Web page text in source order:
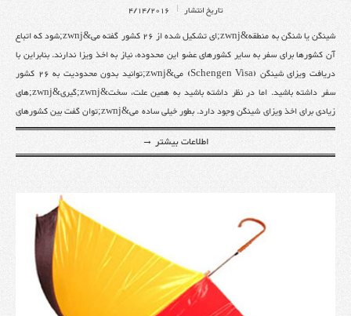
تاریخ انتشار 4/14/2016
شینگن یا شنگن به منطقه&zwnj;ای تشکیل شده از 26 کشور گفته می&zwnj;شود که اتباع آن کشورها برای سفر به سایر کشورهای عضو این محدوده، نیاز به اخذ ویزا ندارند. بنابراین با دریافت ویزای شینگن (Schengen Visa) می&zwnj;توانید بدون محدودیت به 26 کشور سفر داشته باشید. اما در نظر داشته باشید به همین علت، سخت&zwnj;گیری&zwnj;های زیادی برای اخذ ویزای شینگن وجود دارد. بطور خیلی ساده می&zwnj;توان گفت بین کشورهای عضو شنگن، هیچ مرزی وجود ندارد و همگی در یک منطقه واحد قرار دارند. در ادامه به توضیح مفصل ویزای شینگن و مدارک لازم برای اخذ ویزای شنگن می&zwnj;پردازیم.کشورهای شامل شینگن، شامل 26 کشور می&zwnj;شوند:آلمان،اتریش،فرانسه، ایتالیا، اسپانیا، پرتغال، هلند، بلژیک، لوکزامبورگ، سوئد، نروژ، فنلاند، دانمارک، لیتوانی، لتونی، لهستان، مجارستان، استونی، اسلواکی، اسلوانی، چک، ایسلند، مالت، یونان، لیختن اشتاین و سوئیس.ساکنین و اتباع برخی کشورها نیازی به اخذ ویزای شینگن ندارند، از جمله : کشورهای قاره آمریکا (غیر از چند کشور معدود مثل کلمبیا، پرو، بولیوی و&hellip;) و ساکنین و اتباع قاره استرالیا و کشورهای ژاپن،کره جنوبی و مالزی نیازی به گرفتن ویزای شینگن ندارند و می&zwnj;توانند به مدت حداکثر ۹۰ روز به این کشورها وارد و یا خارج شوند.تاریخچه ویزای شینگنبا اینکه شروع پیمان شینگن از سال 1985 بود، اما اتفاقاتی که از حدود سی سال قبل و در اواخر دهه 60 میلادی رخ دادند، باعث شکل&zwnj;گیری ایده اصلی تشکیل یک پیمان شدند که حالا نزدیک به 20% از کشورهای جهان در آن عضو هستند. برای اطلاعات بیشتر به صفحه تاریخچه ویزای شینگن مراجعه نمائید.انوع ویزای شینگنبطور کلی، ویزای شینگن به 3 دسته تقسیم می&zwnj;شود و هرکدام از آنها دارای زیرمجموعه&zwnj;هایی هستند. در ادامه به معرفی انواع ویزای شنگن می&zwnj;پردازیم و توضیح می&zwnj;دهیم کدام یک از آنها برای ایرانیان، بهترین گزینه محسوب می&zwnj;شود.1. ویزای اتحادیه شینگناغلب ویزاهای صادر شده از نوع ویزای اتحادیه شنگن (Uniform Schengen Visa) می&zwnj;باشد که به اختصار بصورت USV نوشته می&zwnj;شود و به آن ویزای گرشگری اروپا نیز می&zwnj;گویند. داشتن این نوع از ویزای شینگن، مجاز خواهید بود تا حداکثر 90 روز با فاصله زمانی هر 6 ماه، در کشورهای عضو، اقامت داشته باشید. این تاریخ از زمانی که وارد اولین کشور شینگن شوید، محاسبه می&zwnj;شود. ویزای اتحادیه شینگن با توجه به مقصود متقاضیان از سفر به کشورهای شنگن، به سه زیرمحموعه تقسیم می&zwnj;شود.ویزای شینگن نوع A:ویزای ترانزیت فرودگاهی است؛ یعنی مسافر نمی&zwnj;تواند از فرودگاه خارج شود، فقط می&zwnj;تواند در یکی از فرودگاه&zwnj;های شینگن پرواز خود را عوض نموده و به کشوری در خارج از این محدوده برود.ویزای شینگن نوع B:ویزای عبور می باشد؛ یعنی مسافر می&zwnj;تواند از فرودگاه خارج شده و از کشورهای عضو شنگن به عنوان منطقه عبوری استفاده کند تا از طریق زمینی تا حداکثر 5 روز، خود را به کشوری در خارج از این محدوده برساند.ویزای شینگن نوع C:همان ویزای توریستی اروپاست. با داشتن ویزای شنگن از نوع C، فرد می&zwnj;تواند به اندازه تعداد روزهایی که در ویزای او درج شده، در این کشورها، اقامت داشته باشد. با توجه به شرایط و هدف متقاضی از سفر به اروپا، سه نوع ویزای شینگن C وجود داردویزای یک بار ورود (Single Entry): ویزای سینگل شینگن تنها برای یک بار ورود و به یکی از کشورهای عضو شینگن صادر می&zwnj;شود. بنابراین به محض ترک آن کشور، صرفنظر از اینکه چقدر از اعتبار ویزای شنگن ما باقی مانده، آن ویزا باطل خواهد شد.ویزای دوبار ورود (Double Entry):ویزای دوبار ورود شینگن، از جهات بسیاری شبیه به ویزای یک بار ورود می&zwnj;باشد، اما با این تفاوت که دارنده ویزای دوبار ورود، مجاز است دو بار به کشورهای عضو، وارد شود. قابل ذکر است که برای این نوع از ویزای شنگن، محدودیت&zwnj;ها و باز زمانی مشخصی وجود دارند و کمتر استفاده می&zwnj;شود.ویزای چندبار ورود (Multiple Entry):با استفاده از ویزای مولتی شینگن، دیگر محدودیت&zwnj;های دو ویزای پیشین را نخواهید داشت و می&zwnj;توانید به دفعات به کشورهای عضو وارد و از آنها خارج شوید. اما درنظر داشته باشید که تنها محدودیت ویزای مولتی شنگن، شامل زمان شده و تنها 90 روز اعتبار دارد. همچنین پس از اتمام ویزای شینگن از نوع مولتی، تا 6 ماه نمی&zwnj;توانید برای یک ویزای دیگر، درخواست دهید.2. ویزای اعتبار منطقه محدود شینگناین نوع از ویزای شنگن که ویزای اعتبار منطقه محدود شینگن (Limited Territorial Validity Visa) نام دارد و با نام اختصار LTV شناخته می&zwnj;شود، به فرد دارنده اجازه می&zwnj;دهد تنها به محدوده&zwnj;ی مشخصی که در حین صدور ویزا اعلام می&zwnj;شود، سفر کند و در آنها اقامت داشته باشد. اعتبار این ویزا تنها در همان مناطق شناخته شده&zwnj;ست و در مناطق دیگر، کاربردی ندارد. این نوع ویزای شینگن، معمولاً در شرایط ویژه و اضطراری، مانند ویزا برای پناهندگان صادر می&zwnj;شود تا به سایر کشورهای غیرمجاز سفر نداشته باشند.3. ویزای ملی شینگنویزای ملی شینگن (National Visa) که بصورت اختصار NV هم نوشته می&zwnj;شود، اغلب به عنوان ویزای نوع D شناخته می&zwnj;شود. ویزای شینگن از نوع D برای افرادی صادر می&zwnj;شود که قصد تحصیل یا اقامت در کشورهای محدوده شنگن را دارند. افرادی که به منظور طولانی&zwnj;تری نسبت به سایر افراد &ndash; برای تحصیل یا راه&zwnj;اندازی کسب و کار و یا غیره &ndash; قصد اقامت در شینگن را دارند، باید ثابت کنند پس از اتمام اقامتشان، به کشور خود باز می&zwnj;گردند. از آنجایی که فرد مدت زمان بیشتری و بدون محدودیت می&zwnj;تواند در کشورهای محدوده شنگن سفر داشته باشد، اخذ این نوع ویزا از ویزای شینگن، بسیار سخت&zwnj;تر از سایر ویزاها خواهد بود. مانند ویزای اتحادیه شینگن، ویزای ملی نیز به دو دسته یک بار ورود و چند بار ورود تقسیم می&zwnj;شود.ویزای شینگن نوع D یک بار ورود (Single Entry):همانطور که گفته شد، دارندگان ویزای ملی شینگن، می&zwnj;توانند بصورت بلند مدت در کشورهای عضو این پیمان، اقامت داشته باشند. این اقامت می&zwnj;تواند به دلایل مختلفی باشد و اگر درمواردی همچون استفاده از خدمات درمانی، نیاز به سفر به سایر کشورهای شنگن نباشد، برای متقاضی ویزای شینگن نوع D سینگل صادر خواهد شد. بنابراین فرد اجازه سفر به سایر کشورهای عضو را نداشته و پس از بازگشت به کشورش، باطل خواهد شد.ویزای شینگن نوع D چند بار ورود (Multiple Entry):برخلاف ویزای بالا، با داشتن ویزای شینگن نوع D مولتی، فرد می&zwnj;تواند بدون هیچگونه محدودیتی، در مدت زمانی که برای او تعیین شده، به سایر کشورهای عضو این پیمان سفر کند. متقاضیانی که شرایط زیر را داشته باشند، می&zwnj;توانند ویزای شینگن چند بار ورود از نوع D را دریافت نمایند.1- دانشجویان بین&zwnj;المللی که قصد تحصیل در یکی از کشورهای عضو منطقه شینگن را دارند. اینگونه افراد می&zwnj;توانند ویزای مولتی شنگن از نوع D را دریافت نموده و آزادانه به سایر کشورهای عضو نیز سفر نماید. اعبتار این نوع ویزا برای دانشجوان یک ساله است که قابل تمدید نیز می&zwnj;باشد. همچنین دانشجویانی که به منظور انجام پروژه&zwnj;های تحقیقاتی قصد سفر به اروپا را در مدت زمان کمتر از یکسال دارند، می&zwnj;توانند از این ویزا استفاده نمایند. در طرف دیگر، اگر دانشجویی قصد داشته باشد در یگ پژوهش علمی و پروژه تحقیقاتی یک موسسه آموزشی معتبر در یک کشور عضو شینگن شرکت داشته باشد، درصورتیکه سوابق علمی او و اعضای خانواده&zwnj;اش مورد تأیید قرار بگیرند، می&zwnj;تواند از این نوع ویزا استفاده نماید.2- افراد متخصصی که قصد به اشتراک گذاری مهارت و تخصص خود در یک زمینه به خصوص را در کشورهای عضو شینگن دارند. بعنوان مثال هنرمندان و ورزشکاران برای انجام حرفه&zwnj;ی خود، می&zwnj;توانند با استفاده از ویزای شنگن نوع D مولتی، در این کشورها اقامت موفت داشته باشند.3- افرادی که در موراد اضطراری و به دلایل پزشکی، قادر به ترک کشورهای ناحیه شینگن نیستند.شرایط اخذ ویزای شینگنشرایط هر فرد با فرد دیگری متفاوت است و همچنین سفارت هر کشوری ممکن است سخت&zwnj;گیرانه&zwnj;تر از یک کشور دیگر عضو پیمان شنگن، او را برای صدور ویزای شینگن، قبول کند. پیش از اینکه بخواهید مدارک خود را برای دریافت ویزای شنگن آماده نمائید، باید شرایط خود را برای دریافت این ویزا نیز درنظر داشته باشید. از جمله شرایطی که باید رعایت نمائید، سابقه سفر و سن است. درواقع افراد زیر 30 سالی که تابحال به کشورهای اروپایی سفر نداشتند، نمی&zwnj;توانند مدرک تکمن مالی قابل قبولی ارائه دهند و همچنین دلیل قانع&zwnj;کننده&zwnj;ای برای برگشت به کشورشان، پس از اتمام مدت ویزا ندارند، شانس بسیار پائینی برای اخذ ویزای شینگن دارند.می&zwnj;توان گفت داشتن دلیل برای برگشت به کشور مبداً مهم&zwnj;ترین عامل قبول شدن ویزای شینگن به شمار می&zwnj;رود. بنابراین بهتر است علاوه بر تکمیل مدارک لازم برای اخذ ویزای شینگن، شرایط خود را به شرایط مطلوب برای دریافت ویزا، نزدیک نمائید تا از شانس بالاتری برخوردار باشید.مدارک لازم برای اخذ ویزای شینگن1- فرم تکمیل شده درخواست ویزای شینگناولین مرحله برای درخواست ویزای هر کشوری، تکمیل فرم درخواست ویزای آن کشور است که باید بصورت حضوری یا اینترنتی از سفارت مربوطه دریافت شود. این فرم را باید همراه با دیگر مدارک مورد نیاز، هنگام مصاحبه ارائه دهید. هرچند این کشورها عضو شینگن هستند و ویزای آنها، ویزای شینگن محسوب می&zwnj;شود. اما فرم درخواست هر کشوری، با دیگری متفاوت است. بعنوان مثال برای درخواست ویزای آلمان، نمی&zwnj;توانید به سفارت ایتالیا مراجعه نمائید.در این فرم درباره نوع ویزای شما نیز سوال می&zwnj;شود. طبق توضیحاتی که بالاتر در ارتباط با انواع ویزا داده شد، باید آن را مشخص کنید. اگر برای اولین بار قصد ورود به یکی از کشورهای شینگن را دارید، بهتر است از طریق نوع ویزای شینگن توریستی یا C اقدام کنید؛ زیرا احتمال موافقت با درخواست شما، بالاتر می&zwnj;رود. همچنین هنگام ارائه درخواست ویزا بهتر است تمام مدارک به طور کامل تکمیل شده و تمام گواهی&zwnj;ها تحویل داده شود؛ زیرا روند کار تسریع می&zwnj;یابد. از طرفی دیگر کمبود مدارک می تواند موجب رد درخواست شود. برای درخواست کنندگان زیر 16 سال الزامی&zwnj;ست که هر دو نفر از والدین یا قیمین، فرم درخواست را امضا کنند.2- شناسنامه ایرانی و کارت ملیترجمه رسمی شناسنامه و فتوکپی از تمام صفحات آن. درصورت وجود شناسنامه، نیازی به ارائه کپی کارت ملی نیست.3- گذرنامهاصل گذرنامه که حداقل شش ماه قبل از درخواست ویزای شینگن صادر شده باشد. همچنین تهیه کپی از پنج صفحه اول و صفحاتی که مهر ویزا در آنها خورده، کافیست. یادتان باشد که قبل از ارائه گذرنامه، قسمت مربوط به امضای دارنده گذرنامه را امضا کنید.درصورت داشتن پاسپورت قدیمی، ارائه اصل و کپی از صفحات مهم آن نیز الزامی می&zwnj;باشد؛ همچنین درنظر داشته باشید درصورتیکه قبلاً موفق به دریافت ویزای شنگن شدید، احتمال اخذ آن در دفعات بعد، بیشتر خواهد شد.4- سه قطعه عکس رنگیعکس&zwnj;ها باید در ابعاد 6 در چهار، کاملاً رنگی و با زمینه سفید ارائه گردد. همچنین از مدت عکس&zwnj;ها برای تطابق و همخوانی بیشتر با چهره متقاضی، بهتر است حداکثر یک سال گذشته باشد. در صورتی که عکس همراهان در گذرنامه&zwnj; متقاضی باشد، باید برای هرکدام از آنها نیز دو قطعه عکس در مدارک در نظر گرفته شود.درنظر داشته باشید که طبق مقررات شنگن، عکس شما بر روی برچسب ویزا چاپ خواهد شد.5- گواهی اشتغال و اسناد منابع مالیبرای مشاغل دولتی: گواهی اشتغال به کار باید در سربرگ رسمی شرکت، با ذکر سمت شغلی، میزان دریافت حقوق و مدت زمان اشتغال به کار و همچنین امضا و مهر مدیرعامل، نوشته شده و همین
اطلاعات بیشتر →